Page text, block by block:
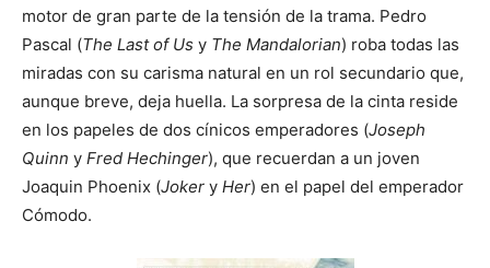
motor de gran parte de la tensión de la trama. Pedro
Pascal (The Last of Us y The Mandalorian) roba todas las
miradas con su carisma natural en un rol secundario que,
aunque breve, deja huella. La sorpresa de la cinta reside
en los papeles de dos cínicos emperadores (Joseph
Quinn y Fred Hechinger), que recuerdan a un joven
Joaquin Phoenix (Joker y Her) en el papel del emperador
Cómodo.